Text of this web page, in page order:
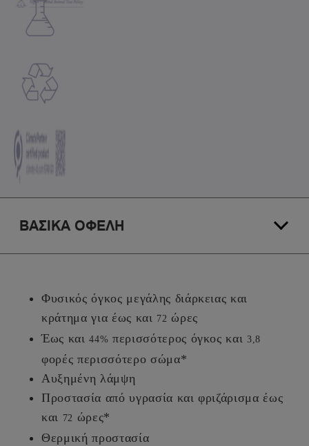
ΒΑΣΙΚΑ ΟΦΕΛΗ
Φυσικός όγκος μεγάλης διάρκειας και
κράτημα για έως και 72 ώρες
Έως και44% περισσότερος όγκος και3,8
φορές περισσότερο σώμα*
Αυξημένη λάμψη
Προστασία από υγρασία και φριζάρισμα έως
και 72 ώρες*
Θερμική προστασία